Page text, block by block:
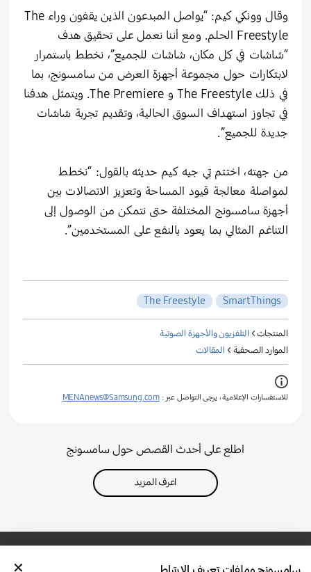
وقال وونكي كيم: “يواصل المبدعون الذين يقفون وراء The
Freestyle الحلم. ومع أننا نعمل على تحقيق هدف
“شاشات في كل مكان، شاشات للجميع”، نخطط باستمرار
لابتكارات حول مجموعة أجهزة العرض من سامسونج، بما
في ذلك The Freestyle و The Premiere. ويتمثل هدفنا
في تجاوز استهداف السوق الحالية، وتقديم تجربة شاشات
جديدة للجميع”.
من جهته، اختتم تي جيه كيم حديثه بالقول: “نخطط
لمواصلة معالجة قيود المساحة وتعزيز الاتصالات بين
أجهزة سامسونج المختلفة حتى نتمكن من الوصول إلى
التناغم المثالي بما يعود بالنفع على المستخدمين”.
SmartThings
The Freestyle
المنتجات > التلفزيون والأجهزة الصوتية
الموارد الصحفية > المقالات
للاستفسارات الإعلامية ، يرجى التواصل عبر : MENAnews@Samsung.com
اطلع على أحدث القصص حول سامسونج
اعرف المزيد